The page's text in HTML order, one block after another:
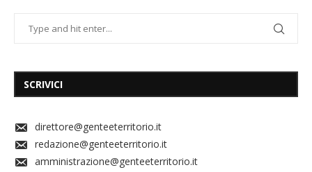
SCRIVICI
direttore@genteeterritorio.it
redazione@genteeterritorio.it
amministrazione@genteeterritorio.it